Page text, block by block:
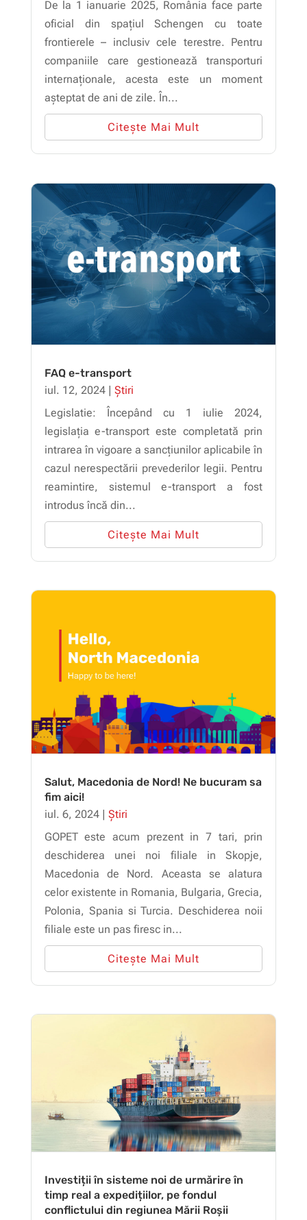
De la 1 ianuarie 2025, România face parte
oficial din spațiul Schengen cu toate
frontierele – inclusiv cele terestre. Pentru
companiile care gestionează transporturi
internaționale, acesta este un moment
așteptat de ani de zile. În...
Citește Mai Mult
FAQ e-transport
iul. 12, 2024| Știri
Legislatie: Începând cu 1 iulie 2024,
legislația e-transport este completată prin
intrarea în vigoare a sancțiunilor aplicabile în
cazul nerespectării prevederilor legii. Pentru
reamintire, sistemul e-transport a fost
introdus încă din...
Citește Mai Mult
Salut, Macedonia de Nord! Ne bucuram sa
fim aici!
iul. 6, 2024| Știri
GOPET este acum prezent in 7 tari, prin
deschiderea unei noi filiale in Skopje,
Macedonia de Nord. Aceasta se alatura
celor existente in Romania, Bulgaria, Grecia,
Polonia, Spania si Turcia. Deschiderea noii
filiale este un pas firesc in...
Citește Mai Mult
Investiții în sisteme noi de urmărire în
timp real a expedițiilor, pe fondul
conflictului din regiunea Mării Roșii